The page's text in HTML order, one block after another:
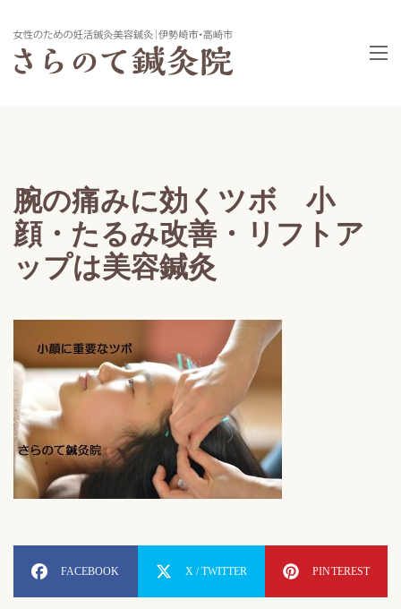
腕の痛みに効くツボ 小
顔・たるみ改善・リフトア
ップは美容鍼灸
FACEBOOK X / TWITTER PINTEREST